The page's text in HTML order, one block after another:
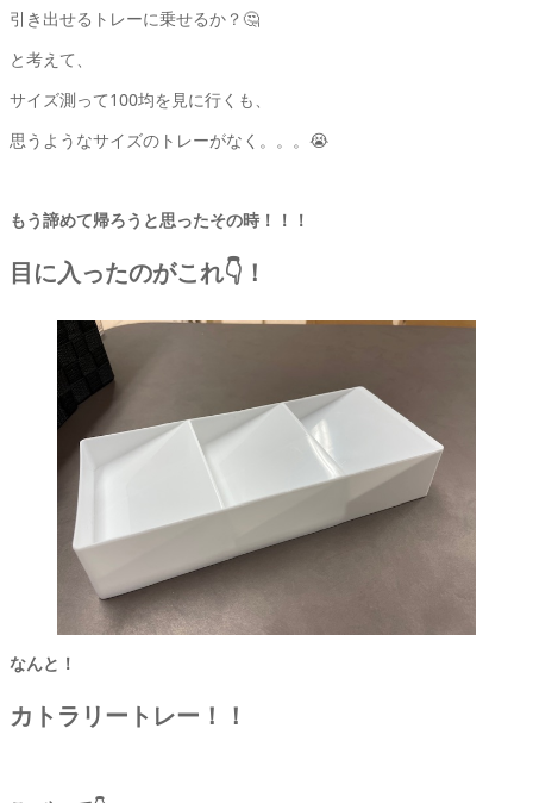
引き出せるトレーに乗せるか？🤔
と考えて、
サイズ測って100均を見に行くも、
思うようなサイズのトレーがなく。。。😭
もう諦めて帰ろうと思ったその時！！！
目に入ったのがこれ👇！
なんと！
カトラリートレー！！